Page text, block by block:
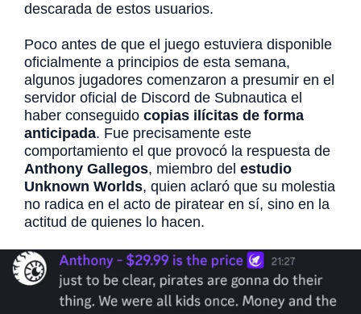
descarada de estos usuarios.
Poco antes de que el juego estuviera disponible
oficialmente a principios de esta semana,
algunos jugadores comenzaron a presumir en el
servidor oficial de Discord de Subnautica el
haber conseguido copias ilícitas de forma
anticipada. Fue precisamente este
comportamiento el que provocó la respuesta de
Anthony Gallegos, miembro del estudio
Unknown Worlds, quien aclaró que su molestia
no radica en el acto de piratear en sí, sino en la
actitud de quienes lo hacen.